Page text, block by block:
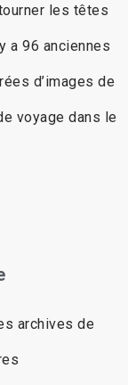
les têtes
a 96 anciennes
d’images de
voyage dans le
archives de